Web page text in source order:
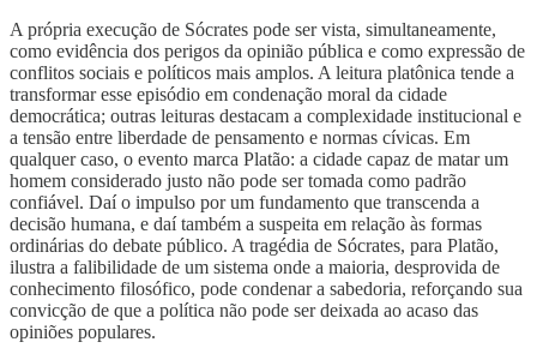
A própria execução de Sócrates pode ser vista, simultaneamente,
como evidência dos perigos da opinião pública e como expressão de
conflitos sociais e políticos mais amplos. A leitura platônica tende a
transformar esse episódio em condenação moral da cidade
democrática; outras leituras destacam a complexidade institucional e
a tensão entre liberdade de pensamento e normas cívicas. Em
qualquer caso, o evento marca Platão: a cidade capaz de matar um
homem considerado justo não pode ser tomada como padrão
confiável. Daí o impulso por um fundamento que transcenda a
decisão humana, e daí também a suspeita em relação às formas
ordinárias do debate público. A tragédia de Sócrates, para Platão,
ilustra a falibilidade de um sistema onde a maioria, desprovida de
conhecimento filosófico, pode condenar a sabedoria, reforçando sua
convicção de que a política não pode ser deixada ao acaso das
opiniões populares.